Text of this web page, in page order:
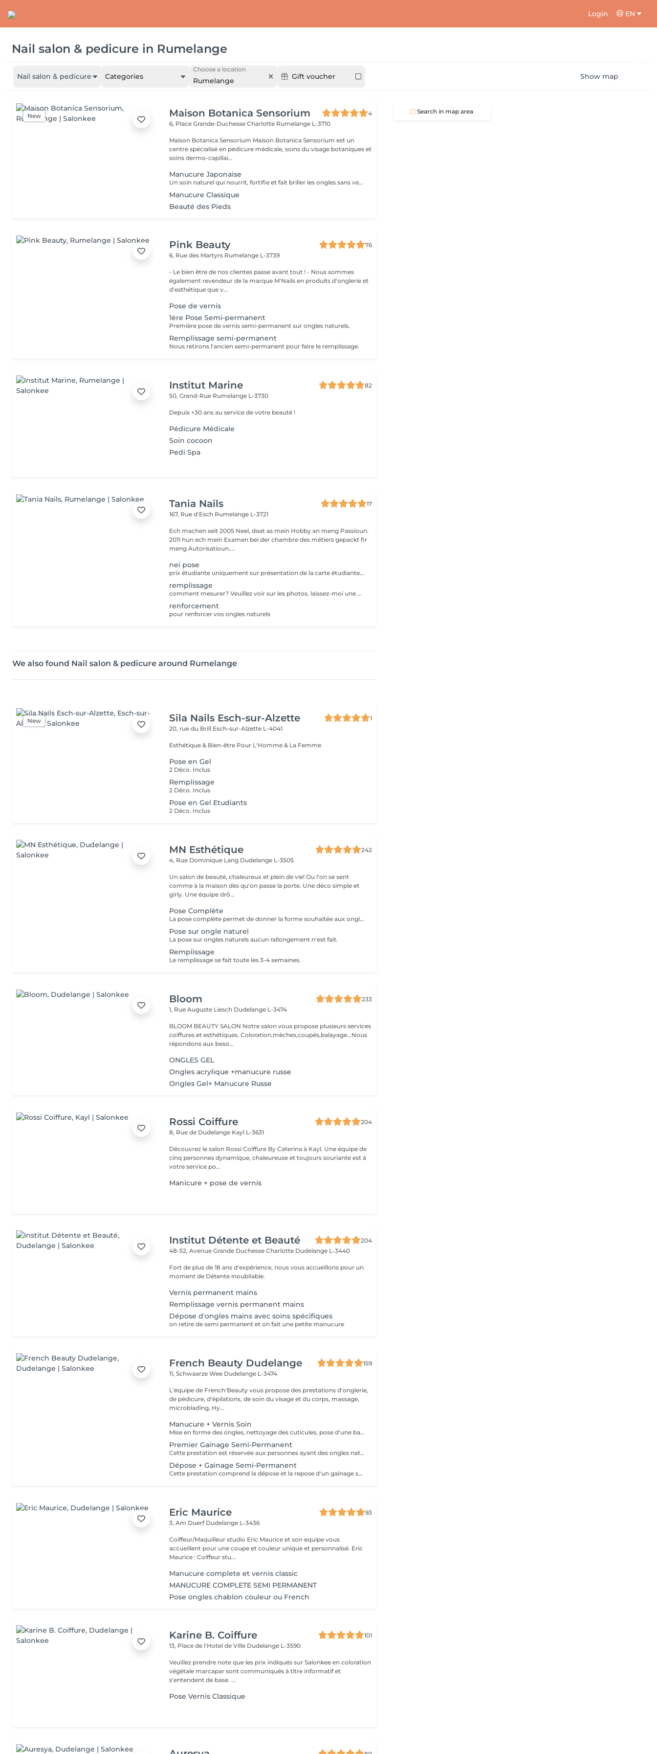
Login EN
Nail salon & pedicure in Rumelange
Nail salon & pedicure Categories
Choose a location
Rumelange Gift voucher Show map
New Maison Botanica Sensorium
4
6, Place Grande-Duchesse Charlotte Rumelange L-3710
Maison Botanica Sensorium Maison Botanica Sensorium est un
centre spécialisé en pédicure médicale, soins du visage botaniques et
soins dermo-capillai...
Manucure Japonaise
Un soin naturel qui nourrit, fortifie et fait briller les ongles sans vernis. Grâce à une pâte enrichie en cire d'abeille, kératine et minéraux, suivie d'une poudre de perle protectrice, les ongles retrouvent force, éclat et un fini brillant naturel.
Manucure Classique
Beauté des Pieds
Pink Beauty
76
6, Rue des Martyrs Rumelange L-3739
- Le bien être de nos clientes passe avant tout ! - Nous sommes
également revendeur de la marque M'Nails en produits d'onglerie et
d'esthétique que v...
Pose de vernis
1ère Pose Semi-permanent
Première pose de vernis semi-permanent sur ongles naturels.
Remplissage semi-permanent
Nous retirons l'ancien semi-permanent pour faire le remplissage.
Institut Marine
82
50, Grand-Rue Rumelange L-3730
Depuis +30 ans au service de votre beauté !
Pédicure Médicale
Soin cocoon
Pedi Spa
Tania Nails
17
167, Rue d'Esch Rumelange L-3721
Ech machen seit 2005 Neel, daat as mein Hobby an meng Passioun.
2011 hun ech mein Examen bei der chambre des métiers gepackt fir
meng Autorisatioun....
nei pose
prix étudiante uniquement sur présentation de la carte étudiante valable
remplissage
comment mesurer? Veuillez voir sur les photos. laissez-moi une note si vous avez de la résine/acryl, prix étudiante uniquement sur présentation de la carte étudiante valable
renforcement
pour renforcer vos ongles naturels
We also found Nail salon & pedicure around Rumelange
New Sila Nails Esch-sur-Alzette
1
20, rue du Brill Esch-sur-Alzette L-4041
Esthétique & Bien-être Pour L'Homme & La Femme
Pose en Gel
2 Déco. Inclus
Remplissage
2 Déco. Inclus
Pose en Gel Etudiants
2 Déco. Inclus
MN Esthétique
242
4, Rue Dominique Lang Dudelange L-3505
Un salon de beauté, chaleureux et plein de vie! Ou l'on se sent
comme à la maison dès qu'on passe la porte. Une déco simple et
girly. Une équipe drô...
Pose Complète
La pose complète permet de donner la forme souhaitée aux ongles en rallongeant avec le Chablon.
Pose sur ongle naturel
La pose sur ongles naturels aucun rallongement n'est fait.
Remplissage
Le remplissage se fait toute les 3-4 semaines.
Bloom
233
1, Rue Auguste Liesch Dudelange L-3474
BLOOM BEAUTY SALON Notre salon vous propose plusieurs services
coiffures et esthétiques. Coloration,mèches,coupés,balayage...Nous
répondons aux beso...
ONGLES GEL
Ongles acrylique +manucure russe
Ongles Gel+ Manucure Russe
Rossi Coiffure
204
8, Rue de Dudelange Kayl L-3631
Découvrez le salon Rossi Coiffure By Caterina à Kayl. Une équipe de
cinq personnes dynamique, chaleureuse et toujours souriante est à
votre service po...
Manicure + pose de vernis
Institut Détente et Beauté
204
48-52, Avenue Grande Duchesse Charlotte Dudelange L-3440
Fort de plus de 18 ans d'expérience, nous vous accueillons pour un
moment de Détente inoubliable.
Vernis permanent mains
Remplissage vernis permanent mains
Dépose d'ongles mains avec soins spécifiques
on retire de semi permanent et on fait une petite manucure
French Beauty Dudelange
159
11, Schwaarze Wee Dudelange L-3474
L'équipe de French'Beauty vous propose des prestations d'onglerie,
de pédicure, d'épilations, de soin du visage et du corps, massage,
microblading, Hy...
Manucure + Vernis Soin
Mise en forme des ongles, nettoyage des cuticules, pose d'une base de vernis SOIN et crème.
Premier Gainage Semi-Permanent
Cette prestation est réservée aux personnes ayant des ongles naturels, sans vernis semi-permanent ni gel. Le gainage consiste à renforcer votre ongle a l'aide d'une base. La manucure est comprise dans la prestation. Si vous désirez une décoration merci de le sélectionner.
Dépose + Gainage Semi-Permanent
Cette prestation comprend la dépose et la repose d'un gainage semi permanent ainsi que la manucure. Le gainage consiste à renforcer votre ongle a l'aide d'une base. Si vous désirez une décoration merci de le sélectionner. Si un ou plusieurs ongles sont cassés et que vous désirez le rallonger merci de le sélectionner en plus.
Eric Maurice
93
3, Am Duerf Dudelange L-3436
Coiffeur/Maquilleur studio Eric Maurice et son equipe vous
accueillent pour une coupe et couleur unique et personnalisé. Eric
Maurice : Coiffeur stu...
Manucure complete et vernis classic
MANUCURE COMPLETE SEMI PERMANENT
Pose ongles chablon couleur ou French
Karine B. Coiffure
101
13, Place de l'Hotel de Ville Dudelange L-3590
Veuillez prendre note que les prix indiqués sur Salonkee en coloration
végétale marcapar sont communiqués à titre informatif et
s'entendent de base. ...
Pose Vernis Classique
Search in map area